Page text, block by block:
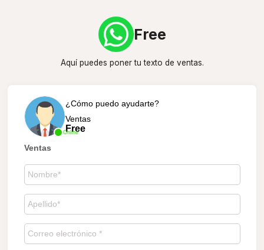
Free
Aquí puedes poner tu texto de ventas.
Online
¿Cómo puedo ayudarte?
Ventas
Free
Ventas